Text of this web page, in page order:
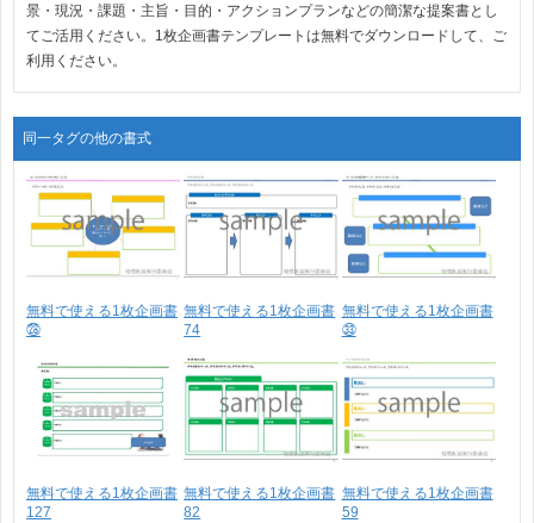
景・現況・課題・主旨・目的・アクションプランなどの簡潔な提案書とし
てご活用ください。1枚企画書テンプレートは無料でダウンロードして、ご
利用ください。
同一タグの他の書式
無料で使える1枚企画書
㉘
無料で使える1枚企画書
74
無料で使える1枚企画書
㉝
無料で使える1枚企画書
127
無料で使える1枚企画書
82
無料で使える1枚企画書
59